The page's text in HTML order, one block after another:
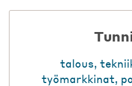
talous,
työmarkkinat,